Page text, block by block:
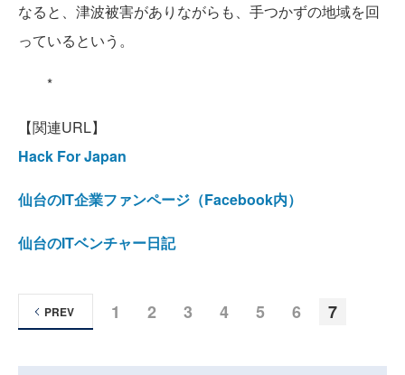
なると、津波被害がありながらも、手つかずの地域を回
っているという。
*
【関連URL】
Hack For Japan
仙台のIT企業ファンページ（Facebook内）
仙台のITベンチャー日記
1 2 3 4 5 6 7
PREV